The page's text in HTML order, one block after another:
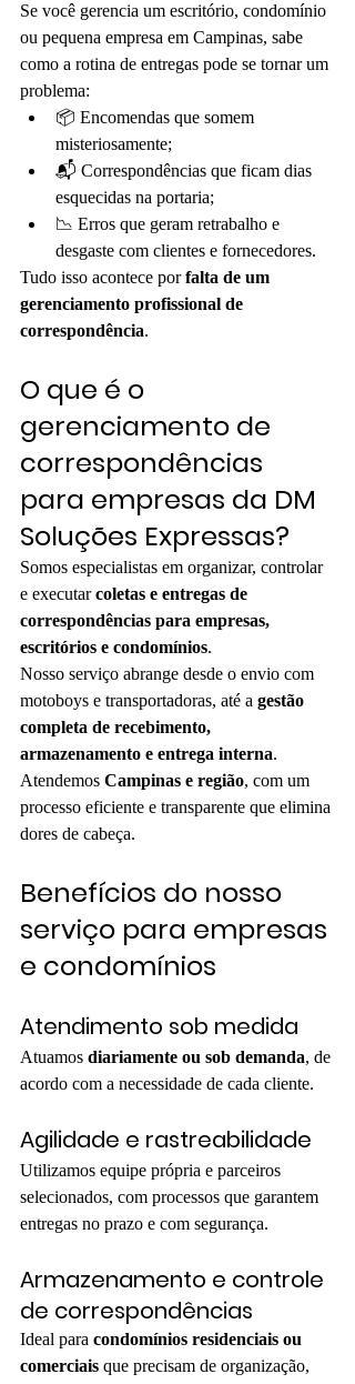
Se você gerencia um escritório, condomínio
ou pequena empresa em Campinas, sabe
como a rotina de entregas pode se tornar um
problema:
📦 Encomendas que somem
misteriosamente;
📬 Correspondências que ficam dias
esquecidas na portaria;
📉 Erros que geram retrabalho e
desgaste com clientes e fornecedores.
Tudo isso acontece por falta de um
gerenciamento profissional de
correspondência.
O que é o
gerenciamento de
correspondências
para empresas da DM
Soluções Expressas?
Somos especialistas em organizar, controlar
e executar coletas e entregas de
correspondências para empresas,
escritórios e condomínios.
Nosso serviço abrange desde o envio com
motoboys e transportadoras, até a gestão
completa de recebimento,
armazenamento e entrega interna.
Atendemos Campinas e região, com um
processo eficiente e transparente que elimina
dores de cabeça.
Benefícios do nosso
serviço para empresas
e condomínios
Atendimento sob medida
Atuamos diariamente ou sob demanda, de
acordo com a necessidade de cada cliente.
Agilidade e rastreabilidade
Utilizamos equipe própria e parceiros
selecionados, com processos que garantem
entregas no prazo e com segurança.
Armazenamento e controle
de correspondências
Ideal para condomínios residenciais ou
comerciais que precisam de organização,